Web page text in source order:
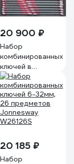
20 900 ₽
Набор
комбинированных
ключей в
ложементе
IZELTAS 460x335
мм, 27 предметов
2965905920
20 185 ₽
Набор